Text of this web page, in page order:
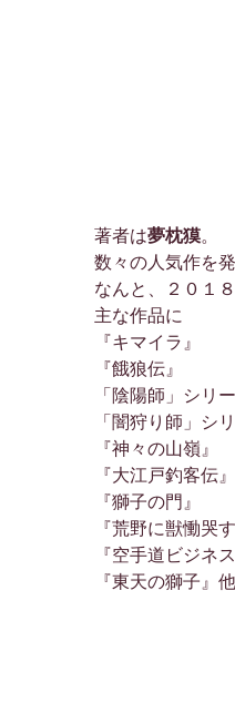
著者は夢枕獏。
数々の人気作を
なんと、２０１
主な作品に
『キマイラ』
『餓狼伝』
「陰陽師」シリ
「闇狩り師」シ
『神々の山嶺』
『大江戸釣客伝』
『獅子の門』
『荒野に獣慟哭す
『空手道ビジネ
『東天の獅子』